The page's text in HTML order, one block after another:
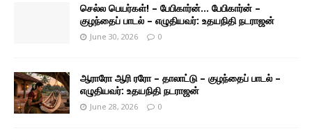
செல்ல பெயர்கள்! – பேபிகார்ன்… பேபிகார்ன் –
குழந்தைப் பாடல் – எழுதியவர்: உதயநிதி நடராஜன்
June 30, 2026 0
ஆராரோ ஆரி ரரோ – தாலாட்டு – குழந்தைப் பாடல் –
எழுதியவர்: உதயநிதி நடராஜன்
June 28, 2026 0